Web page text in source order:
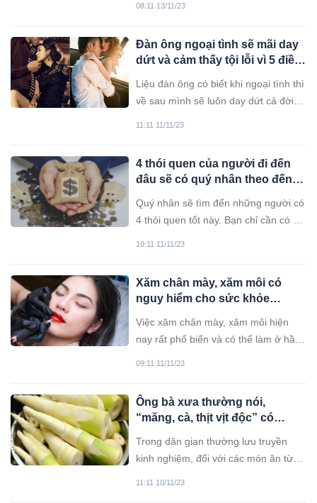
08:11 13/11/23
Đàn ông ngoại tình sẽ mãi day
dứt và cảm thấy tội lỗi vì 5 điều
Liệu đàn ông có biết khi ngoại tình thì
về sau mình sẽ luôn day dứt cả đời
11:11 11/11/23
4 thói quen của người đi đến
đâu sẽ có quý nhân theo đến
cũng sớm phú quý
Quý nhân sẽ tìm đến những người có
4 thói quen tốt này. Bạn chỉ cần có 1
10:11 11/11/23
Xăm chân mày, xăm môi có
nguy hiểm cho sức khỏe
Việc xăm chân mày, xăm môi hiện
nay rất phổ biến và có thể làm ở hầu
09:11 11/11/23
Ông bà xưa thường nói,
“măng, cà, thịt vịt độc” có
Trong dân gian thường lưu truyền
kinh nghiệm, đối với các món ăn từ
11:11 10/11/23